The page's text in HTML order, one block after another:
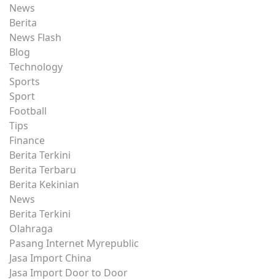
News
Berita
News Flash
Blog
Technology
Sports
Sport
Football
Tips
Finance
Berita Terkini
Berita Terbaru
Berita Kekinian
News
Berita Terkini
Olahraga
Pasang Internet Myrepublic
Jasa Import China
Jasa Import Door to Door